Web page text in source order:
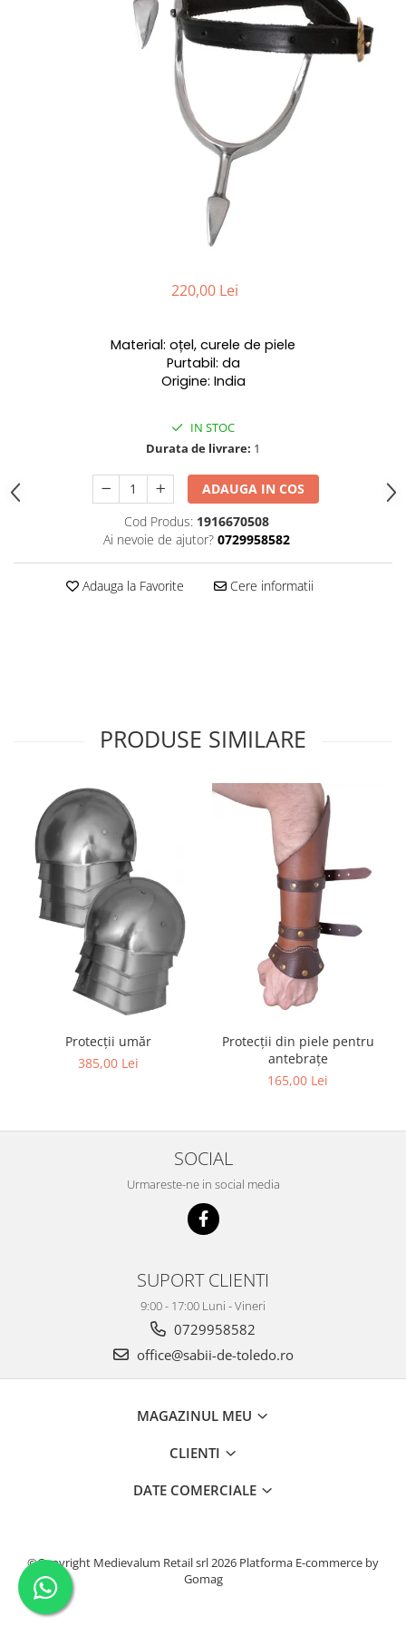
220,00 Lei
Material: oțel, curele de piele
Purtabil: da
Origine: India
IN STOC
Durata de livrare: 1
ADAUGA IN COS
Cod Produs: 1916670508
Ai nevoie de ajutor? 0729958582
Adauga la Favorite Cere informatii
PRODUSE SIMILARE
Protecții umăr
385,00 Lei
Protecții din piele pentru
antebrațe
165,00 Lei
SOCIAL
Urmareste-ne in social media
SUPORT CLIENTI
9:00 - 17:00 Luni - Vineri
0729958582
office@sabii-de-toledo.ro
MAGAZINUL MEU
CLIENTI
DATE COMERCIALE
©Copyright Medievalum Retail srl 2026 Platforma E-commerce by
Gomag